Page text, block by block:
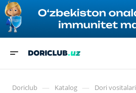
Doriclub — Katalog — Dori vositalari